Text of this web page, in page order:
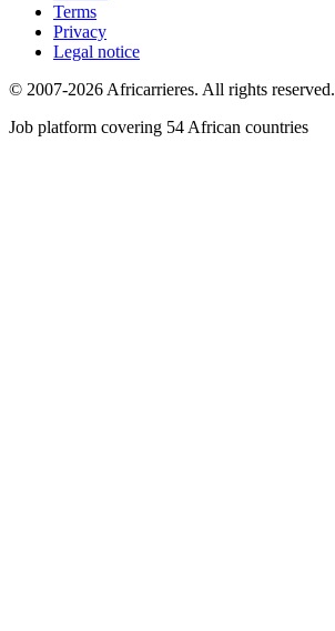
Terms
Privacy
Legal notice
© 2007-2026 Africarrieres. All rights reserved.
Job platform covering 54 African countries